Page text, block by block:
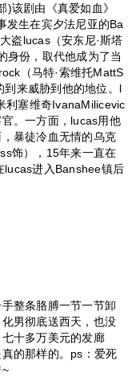
该剧由《真爱如血》
发生在宾夕法尼亚的Ba
盗lucas（安东尼·斯塔
身份，取代他成为了当
（马特·索维托MattS
来威胁到他的地位。l
利塞维奇IvanaMilicevic
。一方面，lucas用他
暴徒冷血无情的乌克
饰），15年来一直在
lucas进入Banshee镇后
整条胳膊一节一节卸
男彻底送西天，也没
十多万美元的发廊
的那样的。ps：爱死
~